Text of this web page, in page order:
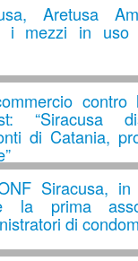
Aretusa
i mezzi in uso
“Siracusa
di Catania,
Siracusa, in
la prima
di